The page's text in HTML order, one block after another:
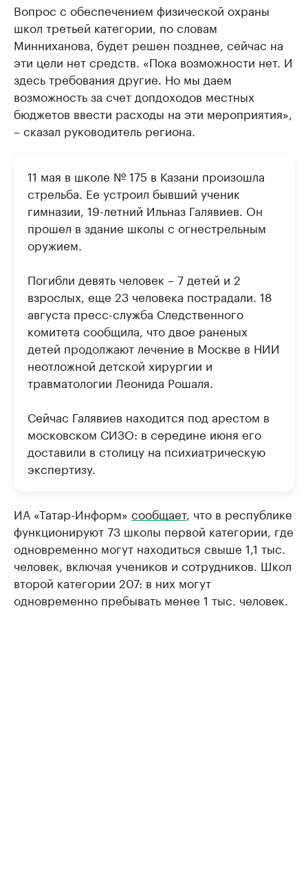
Вопрос с обеспечением физической охраны
школ третьей категории, по словам
Минниханова, будет решен позднее, сейчас на
эти цели нет средств. «Пока возможности нет. И
здесь требования другие. Но мы даем
возможность за счет допдоходов местных
бюджетов ввести расходы на эти мероприятия»,
– сказал руководитель региона.
11 мая в школе № 175 в Казани произошла
стрельба. Ее устроил бывший ученик
гимназии, 19-летний Ильназ Галявиев. Он
прошел в здание школы с огнестрельным
оружием.
Погибли девять человек – 7 детей и 2
взрослых, еще 23 человека пострадали. 18
августа пресс-служба Следственного
комитета сообщила, что двое раненых
детей продолжают лечение в Москве в НИИ
неотложной детской хирургии и
травматологии Леонида Рошаля.
Сейчас Галявиев находится под арестом в
московском СИЗО: в середине июня его
доставили в столицу на психиатрическую
экспертизу.
ИА «Татар-Информ» сообщает, что в республике
функционируют 73 школы первой категории, где
одновременно могут находиться свыше 1,1 тыс.
человек, включая учеников и сотрудников. Школ
второй категории 207: в них могут
одновременно пребывать менее 1 тыс. человек.